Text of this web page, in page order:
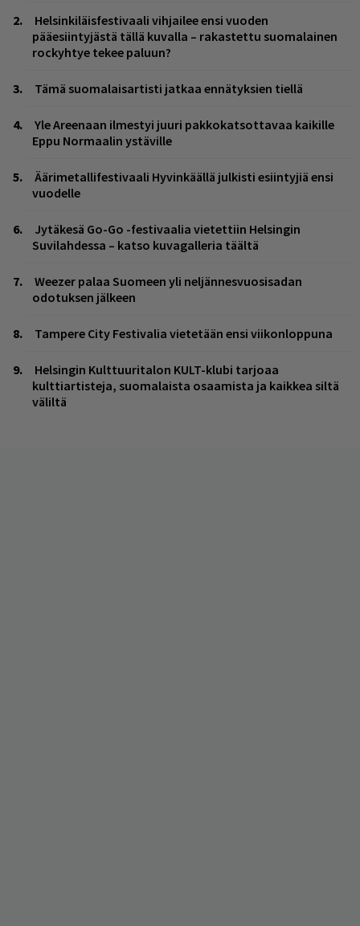
Helsinkiläisfestivaali vihjailee ensi vuoden
pääesiintyjästä tällä kuvalla – rakastettu suomalainen
rockyhtye tekee paluun?
Tämä suomalaisartisti jatkaa ennätyksien tiellä
Yle Areenaan ilmestyi juuri pakkokatsottavaa kaikille
Eppu Normaalin ystäville
Äärimetallifestivaali Hyvinkäällä julkisti esiintyjiä ensi
vuodelle
Jytäkesä Go-Go -festivaalia vietettiin Helsingin
Suvilahdessa – katso kuvagalleria täältä
Weezer palaa Suomeen yli neljännesvuosisadan
odotuksen jälkeen
Tampere City Festivalia vietetään ensi viikonloppuna
Helsingin Kulttuuritalon KULT-klubi tarjoaa
kulttiartisteja, suomalaista osaamista ja kaikkea siltä
väliltä